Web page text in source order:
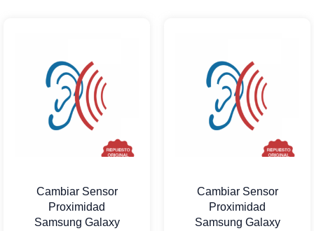
Cambiar Sensor
Proximidad
Samsung Galaxy
Cambiar Sensor
Proximidad
Samsung Galaxy